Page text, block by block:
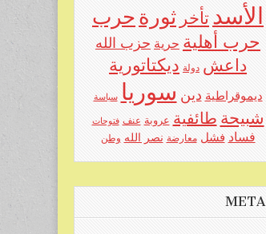
الأسد تأخر ثورة حرب
حرب أهلية حرية حزب الله
داعش دولة ديكتاتورية
ديموقراطية دين سوريا سياسة
شبيحة طائفية عروبة عنف فتوحات
فساد فشل معارضة نصر الله وطن
META